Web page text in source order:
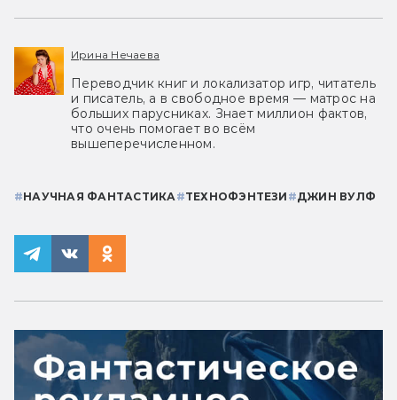
Ирина Нечаева
Переводчик книг и локализатор игр, читатель
и писатель, а в свободное время — матрос на
больших парусниках. Знает миллион фактов,
что очень помогает во всём
вышеперечисленном.
#НАУЧНАЯ ФАНТАСТИКА #ТЕХНОФЭНТЕЗИ #ДЖИН ВУЛФ